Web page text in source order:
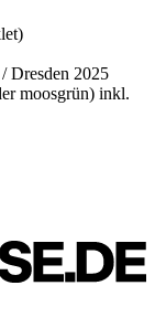
Dresden 2025
moosgrün) inkl.